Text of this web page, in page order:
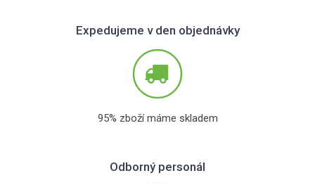
Expedujeme v den objednávky
95% zboží máme skladem
Odborný personál